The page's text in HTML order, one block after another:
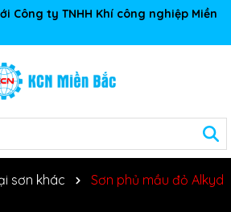
Công ty TNHH Khí công nghiệp Miền
sơn khác
Sơn phủ mầu đỏ Alkyd